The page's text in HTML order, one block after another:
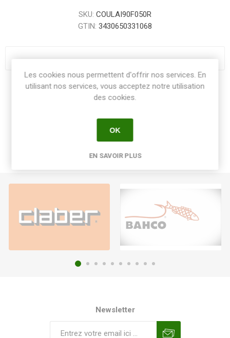
SKU: COULAI90F050R
GTIN: 3430650331068
Share:
Newsletter
Les cookies nous permettent d'offrir nos services. En
utilisant nos services, vous acceptez notre utilisation
des cookies.
OK
EN SAVOIR PLUS